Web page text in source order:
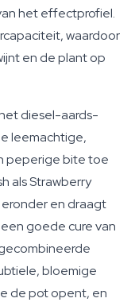
het effectprofiel.
waardoor
en de plant op
diesel-aards-
leemachtige,
peperige bite toe
als Strawberry
en draagt
goede cure van
bloemige
de pot opent, en